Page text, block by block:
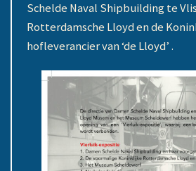
Schelde Naval Shipbuilding te
Rotterdamsche Lloyd en de
hofleverancier van ‘de Lloyd’ .